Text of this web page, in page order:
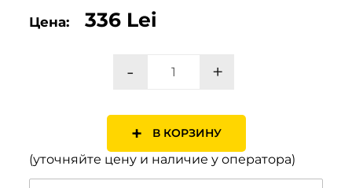
Цена: 336 Lei
- +
+ В КОРЗИНУ
(уточняйте цену и наличие у оператора)